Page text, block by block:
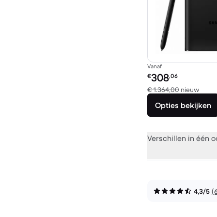
Vanaf
Refurbished prijs:
€308,06
€ 1.364,00 nieuw
Opties bekijken
Verschillen in één
4,3/5